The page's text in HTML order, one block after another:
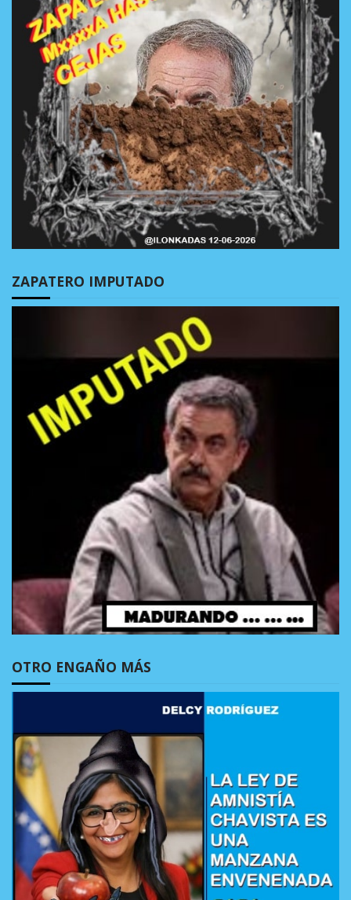
ZAPATERO IMPUTADO
OTRO ENGAÑO MÁS